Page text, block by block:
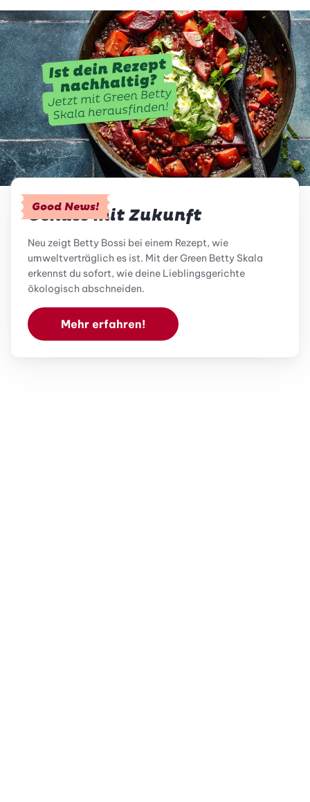
Good News!
Genuss mit Zukunft
Neu zeigt Betty Bossi bei einem Rezept, wie
umweltverträglich es ist. Mit der Green Betty Skala
erkennst du sofort, wie deine Lieblingsgerichte
ökologisch abschneiden.
Mehr erfahren!